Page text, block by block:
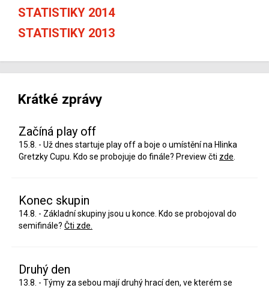
STATISTIKY 2014
STATISTIKY 2013
Krátké zprávy
Začíná play off
15.8. - Už dnes startuje play off a boje o umístění na Hlinka
Gretzky Cupu. Kdo se probojuje do finále? Preview čti zde
Konec skupin
14.8. - Základní skupiny jsou u konce. Kdo se probojoval do
semifinále? Čti zde.
Druhý den
13.8. - Týmy za sebou mají druhý hrací den, ve kterém se